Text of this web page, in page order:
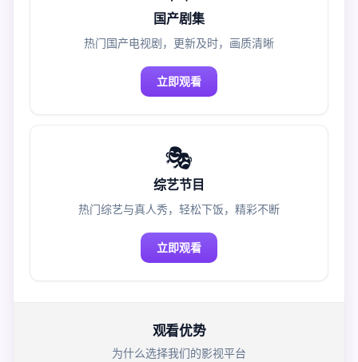
国产剧集
热门国产电视剧，更新及时，画质清晰
立即观看
🎭
综艺节目
热门综艺与真人秀，轻松下饭，精彩不断
立即观看
观看优势
为什么选择我们的影视平台